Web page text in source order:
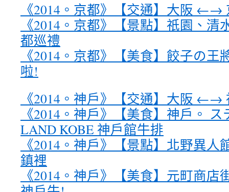
《2014。京都》【交通】大阪 ←→
《2014。京都》【景點】祇園、清
都巡禮
《2014。京都》【美食】餃子の王
啦!
《2014。神戶》【交通】大阪 ←→
《2014。神戶》【美食】神戶。
LAND KOBE 神戶館牛排
《2014。神戶》【景點】北野異人
鎮裡
《2014。神戶》【美食】元町商